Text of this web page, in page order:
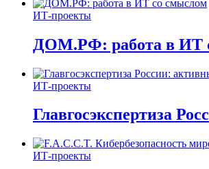
ИТ-проекты
ДОМ.РФ: работа в ИТ
ИТ-проекты
Главгосэкспертиза
ИТ-проекты